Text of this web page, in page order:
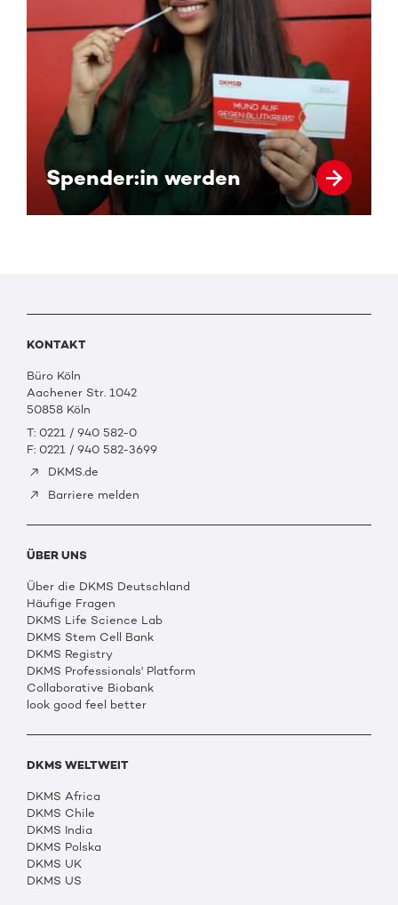
Spender:in werden
KONTAKT
Büro Köln
Aachener Str. 1042
50858 Köln
T: 0221 / 940 582-0
F: 0221 / 940 582-3699
DKMS.de
Barriere melden
ÜBER UNS
Über die DKMS Deutschland
Häufige Fragen
DKMS Life Science Lab
DKMS Stem Cell Bank
DKMS Registry
DKMS Professionals' Platform
Collaborative Biobank
look good feel better
DKMS WELTWEIT
DKMS Africa
DKMS Chile
DKMS India
DKMS Polska
DKMS UK
DKMS US